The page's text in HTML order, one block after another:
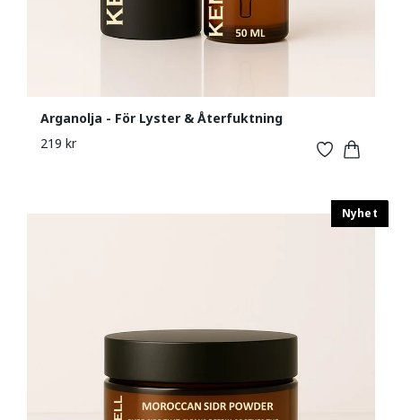
Arganolja - För Lyster & Återfuktning
219 kr
Nyhet